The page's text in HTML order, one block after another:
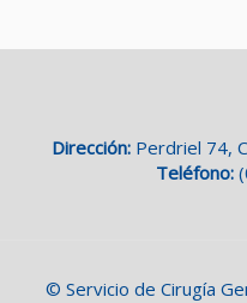
Dirección: Perdriel 74,
Teléfono:
© Servicio de Cirugía